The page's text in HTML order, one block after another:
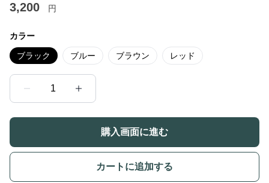
3,200 円
カラー
ブラック ブルー ブラウン レッド
1
購入画面に進む
カートに追加する